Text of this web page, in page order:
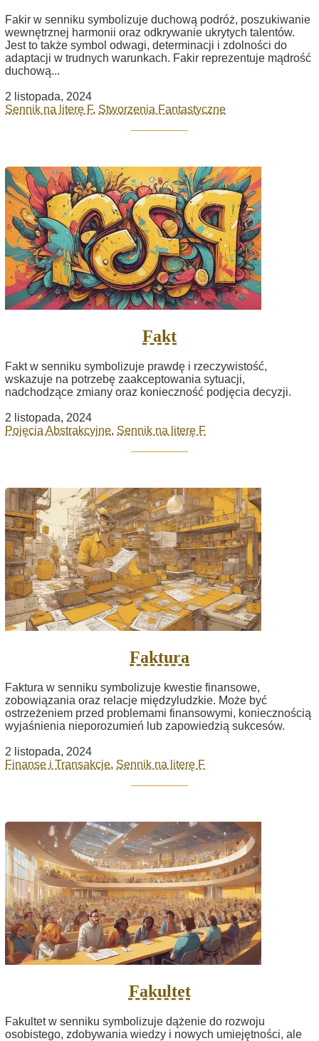
Fakir w senniku symbolizuje duchową podróż, poszukiwanie
wewnętrznej harmonii oraz odkrywanie ukrytych talentów.
Jest to także symbol odwagi, determinacji i zdolności do
adaptacji w trudnych warunkach. Fakir reprezentuje mądrość
duchową...
2 listopada, 2024
Sennik na literę F, Stworzenia Fantastyczne
Fakt
Fakt w senniku symbolizuje prawdę i rzeczywistość,
wskazuje na potrzebę zaakceptowania sytuacji,
nadchodzące zmiany oraz konieczność podjęcia decyzji.
2 listopada, 2024
Pojęcia Abstrakcyjne, Sennik na literę F
Faktura
Faktura w senniku symbolizuje kwestie finansowe,
zobowiązania oraz relacje międzyludzkie. Może być
ostrzeżeniem przed problemami finansowymi, koniecznością
wyjaśnienia nieporozumień lub zapowiedzią sukcesów.
2 listopada, 2024
Finanse i Transakcje, Sennik na literę F
Fakultet
Fakultet w senniku symbolizuje dążenie do rozwoju
osobistego, zdobywania wiedzy i nowych umiejętności, ale